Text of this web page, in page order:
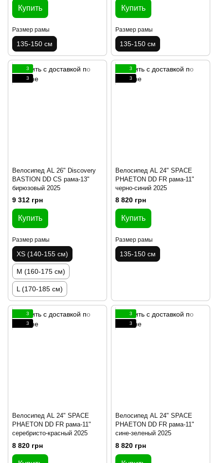
Купить
Размер рамы
135-150 см
Купить
Размер рамы
135-150 см
3
3
Велосипед AL 26" Discovery
BASTION DD CS рама-13"
бирюзовый 2025
9 312 грн
Купить
Размер рамы
XS (140-155 см)
M (160-175 см)
L (170-185 см)
3
3
Велосипед AL 24" SPACE
PHAETON DD FR рама-11"
черно-синий 2025
8 820 грн
Купить
Размер рамы
135-150 см
3
3
Велосипед AL 24" SPACE
PHAETON DD FR рама-11"
серебристо-красный 2025
8 820 грн
3
3
Велосипед AL 24" SPACE
PHAETON DD FR рама-11"
сине-зеленый 2025
8 820 грн